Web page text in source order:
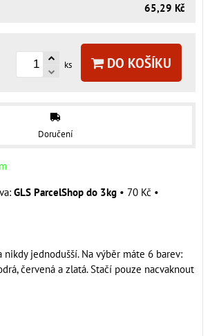
65,29 Kč
ks DO KOŠÍKU
Doručení
GLS ParcelShop do 3kg • 70 Kč •
nikdy jednodušší. Na výběr máte 6 barev:
červená a zlatá. Stačí pouze nacvaknout